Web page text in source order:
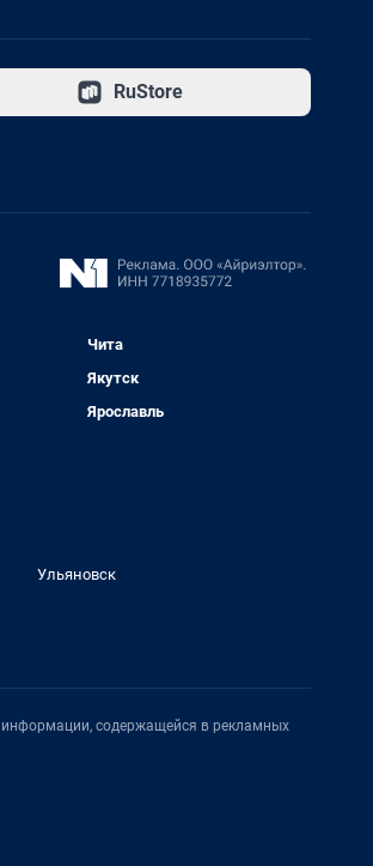
RuStore
Чита
Якутск
Ярославль
Ульяновск
информации, содержащейся в рекламных